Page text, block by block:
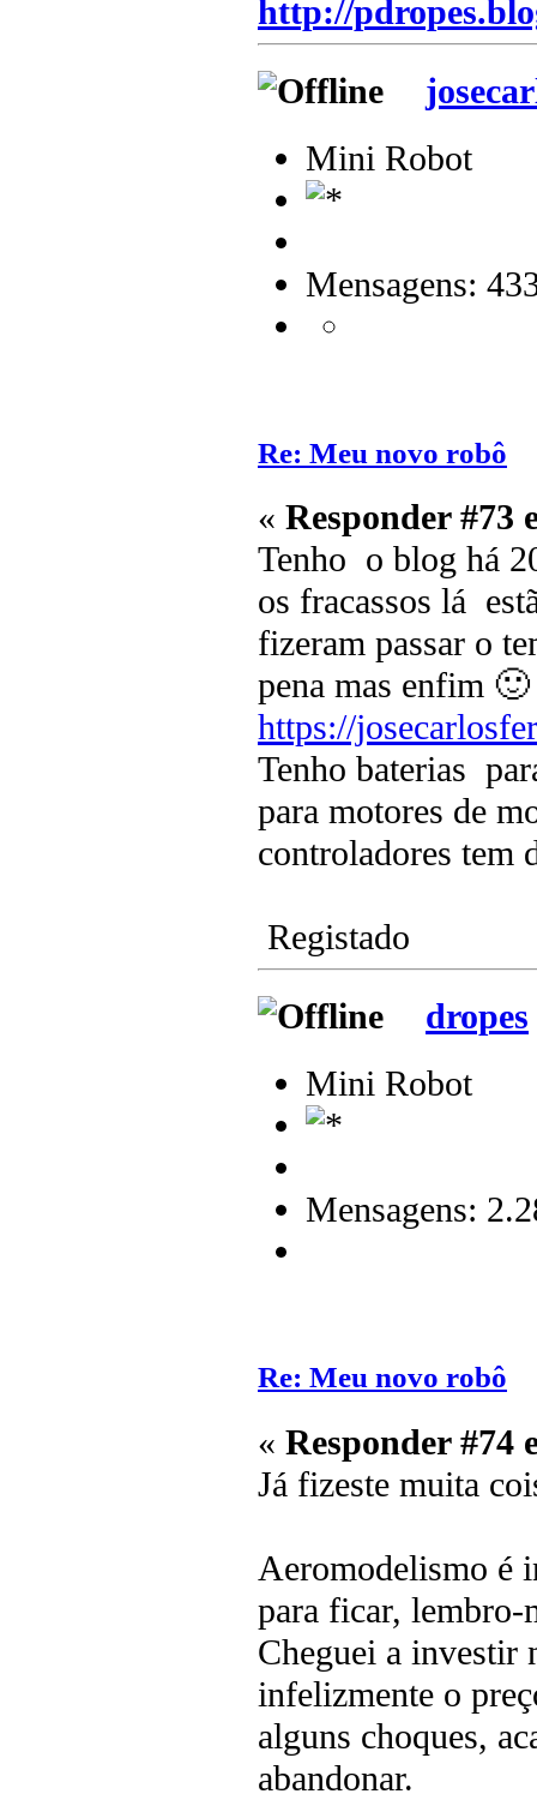
http://
Mini Robot
Mensagens:
Re: Meu novo robô
« Responder #73
Tenho o blog há
os fracassos lá
fizeram passar o
pena mas enfim 🙂
https://
Tenho baterias
para motores de
controladores tem
Registado
dropes
Mini Robot
Mensagens:
Re: Meu novo robô
« Responder #74
Já fizeste muita
Aeromodelismo é
para ficar, lembro-
Cheguei a investir
infelizmente o
alguns choques,
abandonar.